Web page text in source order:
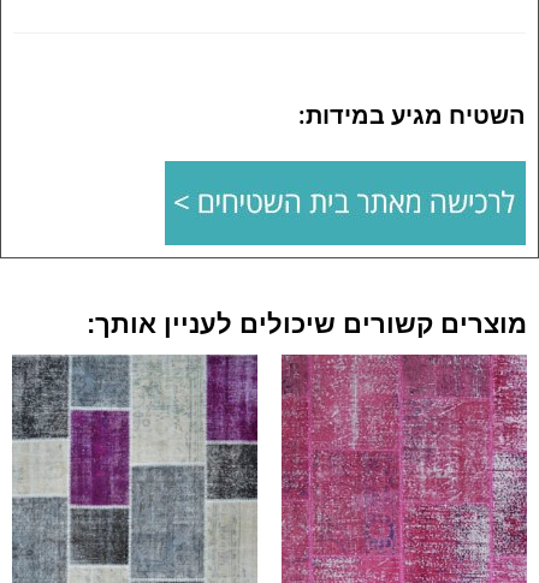
השטיח מגיע במידות:
מוצרים קשורים שיכולים לעניין אותך: